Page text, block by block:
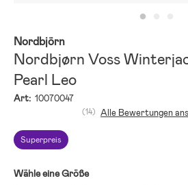
Nordbjörn
Nordbjørn Voss
Pearl Leo
Art: 10070047
Superpreis
(14) Alle Bewertungen
Wähle eine Größe